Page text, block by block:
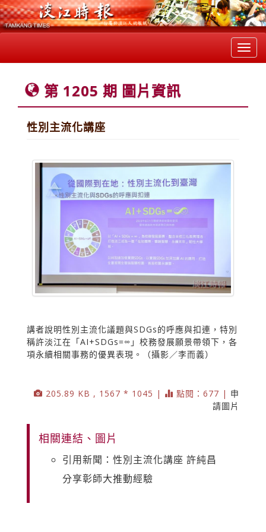
第 1205 期 圖片資訊
性別主流化講座
講者說明性別主流化議題與SDGs的呼應與扣連，特別
稱許淡江在「AI+SDGs=∞」校務發展願景帶領下，各
項永續相關事務的優異表現。（攝影／李而義）
205.89 KB , 1567 * 1045 | 點閱：677 | 申
請圖片
相關連結、圖片
引用新聞：性別主流化講座 許純昌
分享彰師大推動經驗